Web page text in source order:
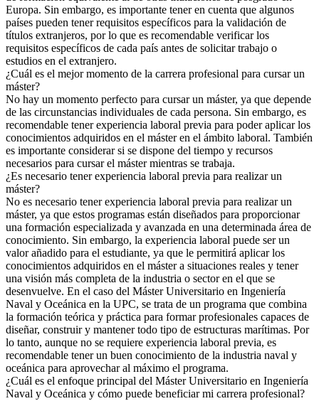
Europa. Sin embargo, es importante tener en cuenta que algunos
países pueden tener requisitos específicos para la validación de
títulos extranjeros, por lo que es recomendable verificar los
requisitos específicos de cada país antes de solicitar trabajo o
estudios en el extranjero.
¿Cuál es el mejor momento de la carrera profesional para cursar un
máster?
No hay un momento perfecto para cursar un máster, ya que depende
de las circunstancias individuales de cada persona. Sin embargo, es
recomendable tener experiencia laboral previa para poder aplicar los
conocimientos adquiridos en el máster en el ámbito laboral. También
es importante considerar si se dispone del tiempo y recursos
necesarios para cursar el máster mientras se trabaja.
¿Es necesario tener experiencia laboral previa para realizar un
máster?
No es necesario tener experiencia laboral previa para realizar un
máster, ya que estos programas están diseñados para proporcionar
una formación especializada y avanzada en una determinada área de
conocimiento. Sin embargo, la experiencia laboral puede ser un
valor añadido para el estudiante, ya que le permitirá aplicar los
conocimientos adquiridos en el máster a situaciones reales y tener
una visión más completa de la industria o sector en el que se
desenvuelve. En el caso del Máster Universitario en Ingeniería
Naval y Oceánica en la UPC, se trata de un programa que combina
la formación teórica y práctica para formar profesionales capaces de
diseñar, construir y mantener todo tipo de estructuras marítimas. Por
lo tanto, aunque no se requiere experiencia laboral previa, es
recomendable tener un buen conocimiento de la industria naval y
oceánica para aprovechar al máximo el programa.
¿Cuál es el enfoque principal del Máster Universitario en Ingeniería
Naval y Oceánica y cómo puede beneficiar mi carrera profesional?